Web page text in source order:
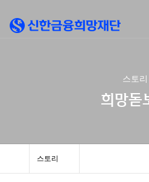
스토리
희망돋
스토리